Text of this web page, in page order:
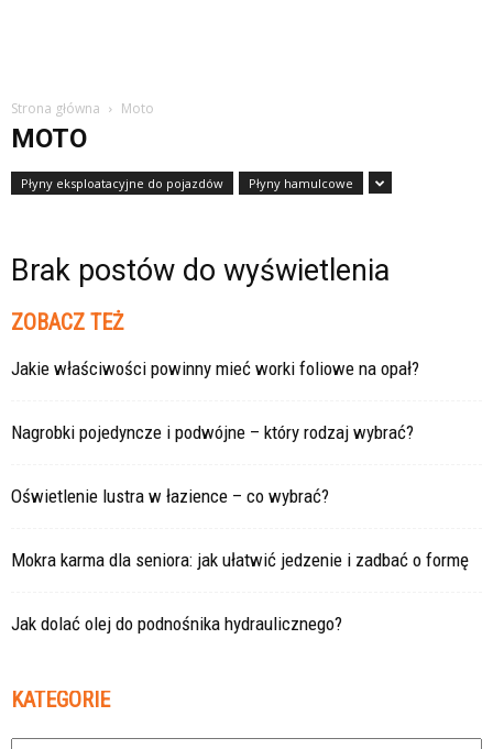
Strona główna Moto
MOTO
Płyny eksploatacyjne do pojazdów Płyny hamulcowe
Brak postów do wyświetlenia
ZOBACZ TEŻ
Jakie właściwości powinny mieć worki foliowe na opał?
Nagrobki pojedyncze i podwójne – który rodzaj wybrać?
Oświetlenie lustra w łazience – co wybrać?
Mokra karma dla seniora: jak ułatwić jedzenie i zadbać o formę
Jak dolać olej do podnośnika hydraulicznego?
KATEGORIE
Kategorie